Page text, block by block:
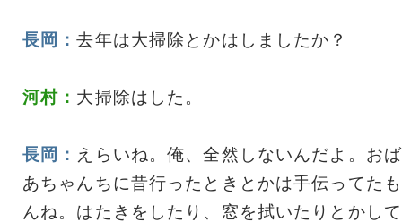
長岡：去年は大掃除とかはしましたか？
河村： 大掃除はした。
長岡： えらいね。俺、全然しないんだよ。おば
あちゃんちに昔行ったときとかは手伝ってたも
んね。はたきをしたり、窓を拭いたりとかして